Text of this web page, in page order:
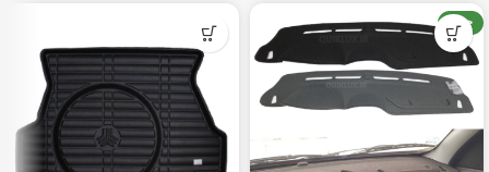
جدید